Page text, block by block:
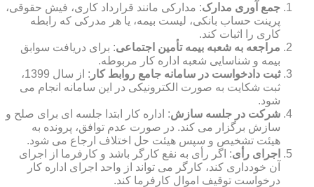
جمع آوری مدارک: مدارکی مانند قرارداد کاری، فیش حقوقی،
پرینت حساب بانکی، لیست بیمه، یا هر مدرکی که رابطه
کاری را اثبات کند.
مراجعه به شعبه بیمه تأمین اجتماعی: برای دریافت سوابق
بیمه و شناسایی شعبه اداره کار مربوطه.
ثبت دادخواست در سامانه جامع روابط کار
: از سال 1399،
ثبت شکایت به صورت الکترونیکی در این سامانه انجام می
شود.
شرکت در جلسه سازش: اداره کار ابتدا جلسه ای برای صلح و
سازش برگزار می کند. در صورت عدم توافق، پرونده به
هیئت تشخیص و سپس هیئت حل اختلاف ارجاع می شود.
اجرای رأی: اگر رأی به نفع کارگر باشد و کارفرما از اجرای
آن خودداری کند، کارگر می تواند از واحد اجرای اداره کار
درخواست توقیف اموال کارفرما کند.